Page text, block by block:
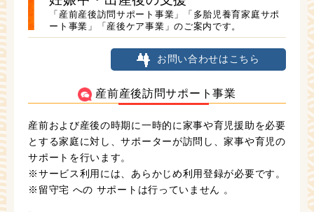
「産前産後訪問サポート事業」「多胎児養育家庭サポ
ート事業」「産後ケア事業」のご案内です。
お問い合わせはこちら
産前産後訪問サポート事業
産前および産後の時期に一時的に家事や育児援助を必要
とする家庭に対し、サポーターが訪問し、家事や育児の
サポートを行います。
※サービス利用には、あらかじめ利用登録が必要です。
※留守宅 への サポートは行っていません 。